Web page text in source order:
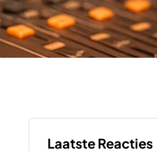
Laatste Reacties